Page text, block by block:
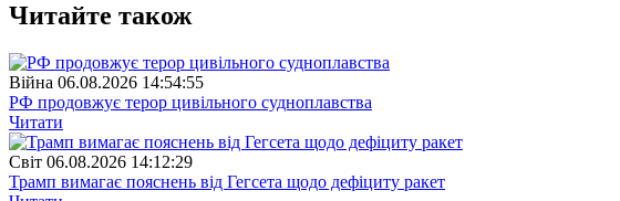
Читайте також
Війна 06.08.2026 14:54:55
РФ продовжує терор цивільного судноплавства
Читати
Свiт 06.08.2026 14:12:29
Трамп вимагає пояснень від Гегсета щодо дефіциту ракет